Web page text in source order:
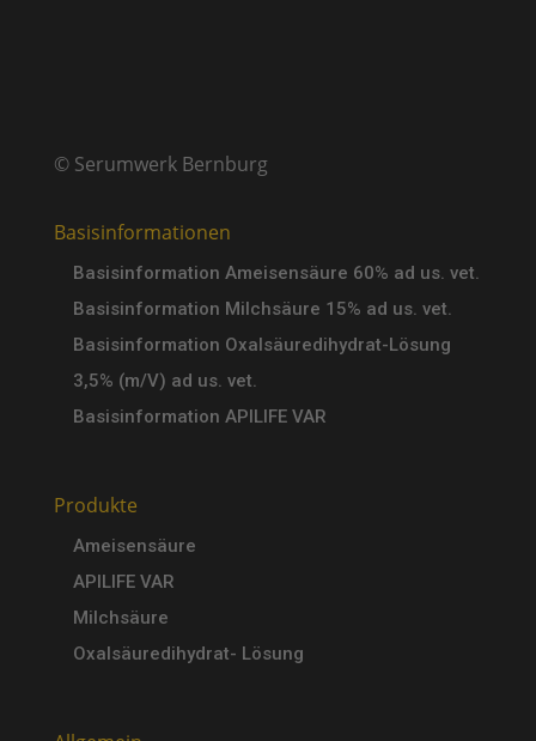
© Serumwerk Bernburg
Basisinformationen
Basisinformation Ameisensäure 60% ad us. vet.
Basisinformation Milchsäure 15% ad us. vet.
Basisinformation Oxalsäuredihydrat-Lösung
3,5% (m/V) ad us. vet.
Basisinformation APILIFE VAR
Produkte
Ameisensäure
APILIFE VAR
Milchsäure
Oxalsäuredihydrat- Lösung